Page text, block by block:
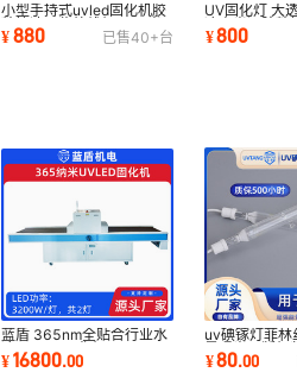
小型手持式uvled固化机胶
粘接速干紫外线灯70W光
固化机led点光源
¥880 已售40+台
UV固化灯 大
冷点光源胶粘
小型手持固化机
¥800
蓝盾 365nm全贴合行业水
冷UVLED固化机LDL-
W2K82-800P
¥16800.00
uv碘镓灯菲林
墨曝光晒版灯
化灯现货蓝盾
¥80.00